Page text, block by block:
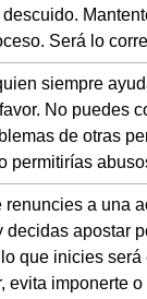
Será lo
siempre
No puedes
de otras
permitirías
renuncies a una
decidas apostar
que inicies será
evita imponerte o